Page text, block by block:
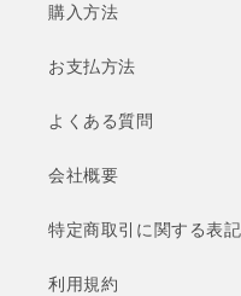
購入方法
お支払方法
よくある質問
会社概要
特定商取引に関する表記
利用規約